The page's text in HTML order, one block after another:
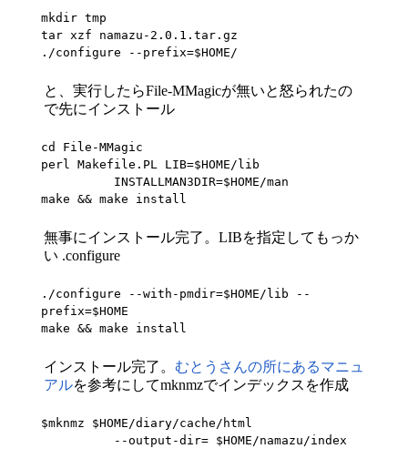
mkdir tmp
tar xzf namazu-2.0.1.tar.gz
./configure --prefix=$HOME/
と、実行したらFile-MMagicが無いと怒られたの
で先にインストール
cd File-MMagic
perl Makefile.PL LIB=$HOME/lib
make && make install
無事にインストール完了。LIBを指定してもっか
い .configure
./configure --with-pmdir=$HOME/lib --
prefix=$HOME
make && make install
インストール完了。 むとうさんの所にあるマニュ
アルを参考にしてmknmzでインデックスを作成
$mknmz $HOME/diary/cache/html
          --output-dir= $HOME/namazu/index